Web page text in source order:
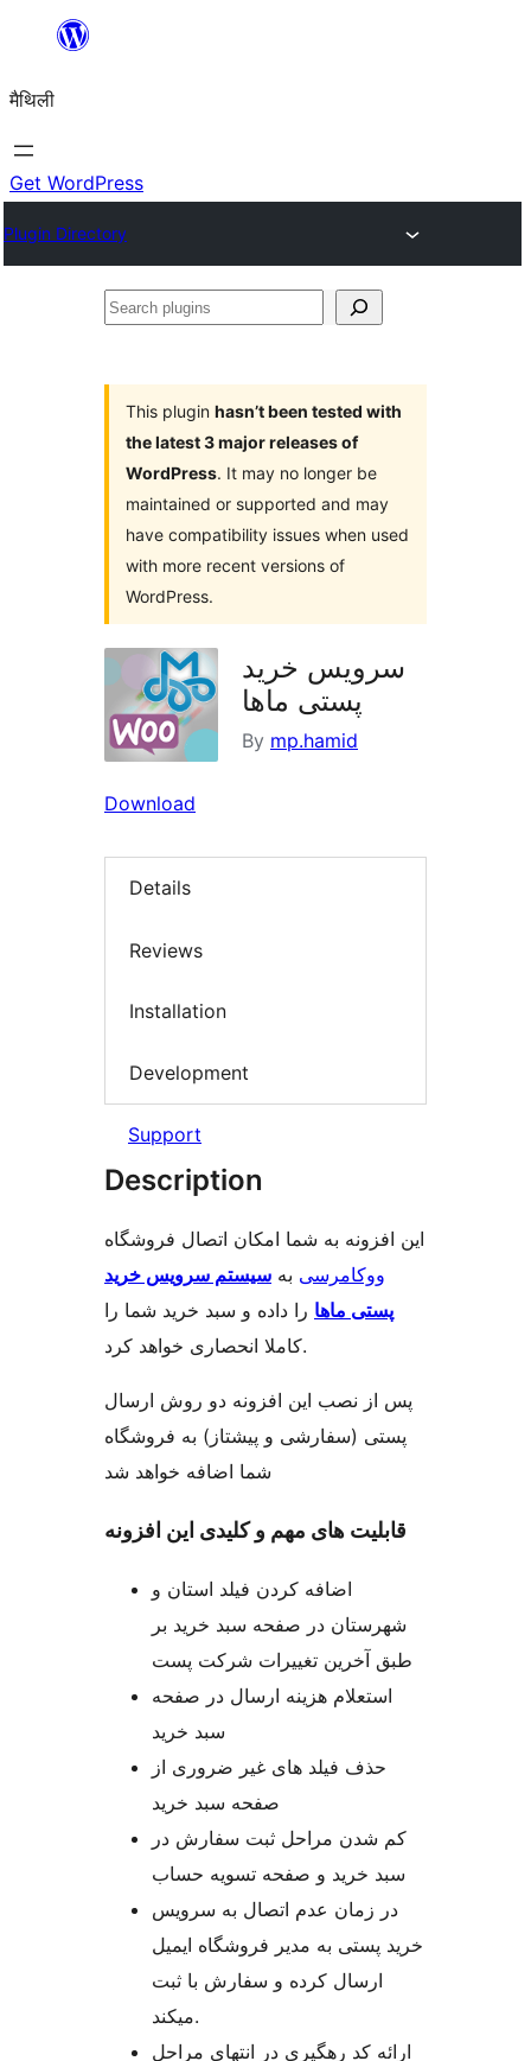
content
मैथिली
Get WordPress
Plugin Directory
Search
This plugin hasn’t been tested with
the latest 3 major releases of
WordPress. It may no longer be
maintained or supported and may
have compatibility issues when used
with more recent versions of
WordPress.
سرویس خرید
پستی ماها
By mp.hamid
Download
Details
Reviews
Installation
Development
Support
Description
این افزونه به شما امکان اتصال فروشگاه
ووکامرسی به سیستم سرویس خرید
پستی ماها را داده و سبد خرید شما را
کاملا انحصاری خواهد کرد.
پس از نصب این افزونه دو روش ارسال
پستی (سفارشی و پیشتاز) به فروشگاه
شما اضافه خواهد شد
قابلیت های مهم و کلیدی این افزونه
اضافه کردن فیلد استان و
شهرستان در صفحه سبد خرید بر
طبق آخرین تغییرات شرکت پست
استعلام هزینه ارسال در صفحه
سبد خرید
حذف فیلد های غیر ضروری از
صفحه سبد خرید
کم شدن مراحل ثبت سفارش در
سبد خرید و صفحه تسویه حساب
در زمان عدم اتصال به سرویس
خرید پستی به مدیر فروشگاه ایمیل
ارسال کرده و سفارش با ثبت
میکند.
ارائه کد رهگیری در انتهای مراحل